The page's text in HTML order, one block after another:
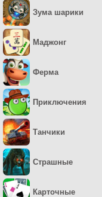
Зума шарики
Маджонг
Ферма
Приключения
Танчики
Страшные
Карточные